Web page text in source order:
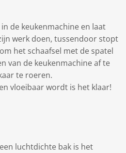
de keukenmachine en laat
werk doen, tussendoor stopt
het schaafsel met de spatel
van de keukenmachine af te
te roeren.
vloeibaar wordt is het klaar!
luchtdichte bak is het